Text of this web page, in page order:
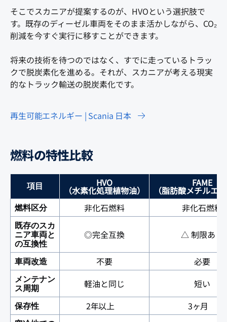
そこでスカニアが提案するのが、HVOという選択肢で
す。既存のディーゼル車両をそのまま活かしながら、CO₂
削減を今すぐ実行に移すことができます。
将来の技術を待つのではなく、すでに走っているトラッ
クで脱炭素化を進める。それが、スカニアが考える現実
的なトラック輸送の脱炭素化です。
再生可能エネルギー | Scania 日本
燃料の特性比較
項目 HVO
（水素化処理植物油）
FAME
（脂肪酸メチルエ
燃料区分 非化石燃料 非化石燃料
既存のスカ
ニア車両と
の互換性
◎完全互換 △ 制限あり
車両改造 不要 必要
メンテナン
ス周期
軽油と同じ 短い
保存性 2年以上 3ヶ月